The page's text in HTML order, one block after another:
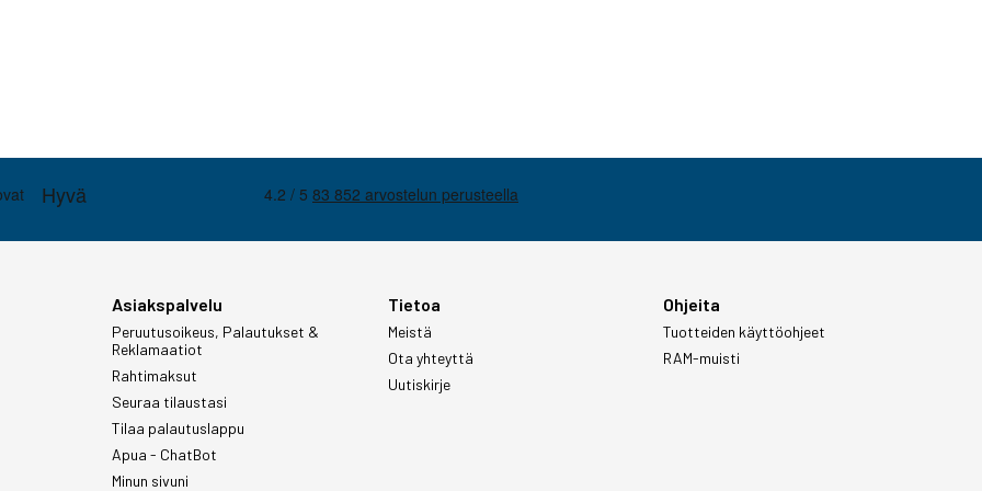
Asiakspalvelu
Peruutusoikeus, Palautukset &
Reklamaatiot
Rahtimaksut
Seuraa tilaustasi
Tilaa palautuslappu
Apua - ChatBot
Minun sivuni
Tietoa
Meistä
Ota yhteyttä
Uutiskirje
Ohjeita
Tuotteiden käyttöohjeet
RAM-muisti